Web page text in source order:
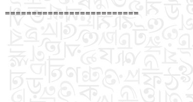
=========================